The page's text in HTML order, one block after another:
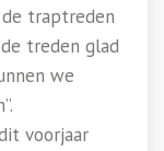
traptreden
treden glad
we
voorjaar